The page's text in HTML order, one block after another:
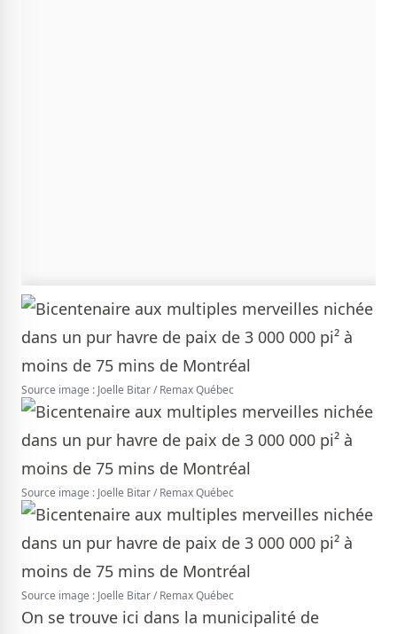
Source image : Joelle Bitar / Remax Québec
Source image : Joelle Bitar / Remax Québec
Source image : Joelle Bitar / Remax Québec
On se trouve ici dans la municipalité de